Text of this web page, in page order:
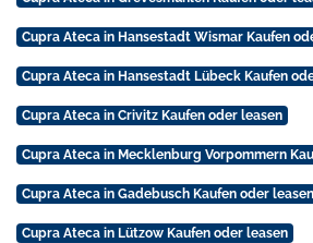
Cupra Ateca in Hansestadt Wismar Kaufen
Cupra Ateca in Hansestadt Lübeck Kaufen
Cupra Ateca in Crivitz Kaufen oder leasen
Cupra Ateca in Mecklenburg Vorpommern
Cupra Ateca in Gadebusch Kaufen oder leasen
Cupra Ateca in Lützow Kaufen oder leasen